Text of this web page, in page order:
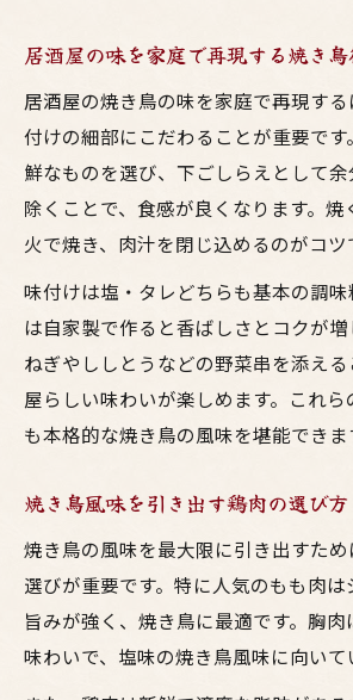
居酒屋の味を家庭で再現する焼き
居酒屋の焼き鳥の味を家庭で再現す
付けの細部にこだわることが重要です
鮮なものを選び、下ごしらえとして
除くことで、食感が良くなります。
火で焼き、肉汁を閉じ込めるのがコツ
味付けは塩・タレどちらも基本の調
は自家製で作ると香ばしさとコクが増
ねぎやししとうなどの野菜串を添え
屋らしい味わいが楽しめます。これ
も本格的な焼き鳥の風味を堪能できま
焼き鳥風味を引き出す鶏肉の選び方
焼き鳥の風味を最大限に引き出すた
選びが重要です。特に人気のもも肉は
旨みが強く、焼き鳥に最適です。胸
味わいで、塩味の焼き鳥風味に向いて